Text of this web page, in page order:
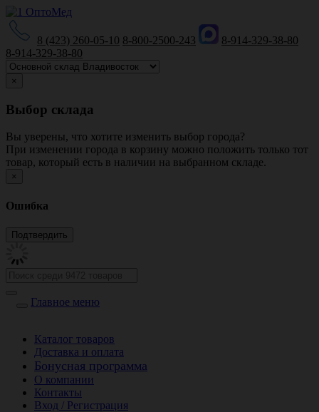
8 (423) 260-05-10 8-800-2500-243
8-914-329-38-80
8-914-329-38-80
×
Выбор склада
Вы уверены, что хотите изменить выбор города?
При изменении города в корзину можно положить только тот
товар, который есть в наличии на выбранном складе.
×
Ошибка
Главное меню
Каталог товаров
Доставка и оплата
Бонусная программа
О компании
Контакты
Вход / Регистрация